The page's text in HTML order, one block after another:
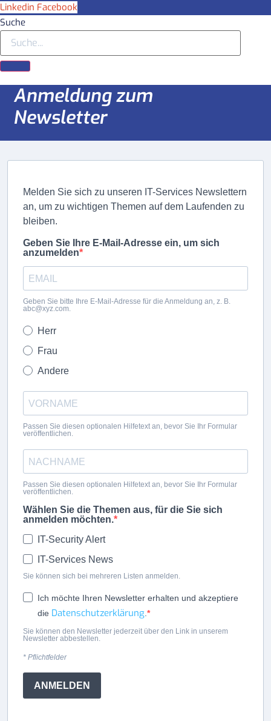
Linkedin Facebook
Suche
Anmeldung zum
Newsletter
Melden Sie sich zu unseren IT-Services Newslettern
an, um zu wichtigen Themen auf dem Laufenden zu
bleiben.
Geben Sie Ihre E-Mail-Adresse ein, um sich
anzumelden
Geben Sie bitte Ihre E-Mail-Adresse für die Anmeldung an, z. B.
abc@xyz.com.
Herr
Frau
Andere
Passen Sie diesen optionalen Hilfetext an, bevor Sie Ihr Formular
veröffentlichen.
Passen Sie diesen optionalen Hilfetext an, bevor Sie Ihr Formular
veröffentlichen.
Wählen Sie die Themen aus, für die Sie sich
anmelden möchten.
IT-Security Alert
IT-Services News
Sie können sich bei mehreren Listen anmelden.
Ich möchte Ihren Newsletter erhalten und akzeptiere
die Datenschutzerklärung
Sie können den Newsletter jederzeit über den Link in unserem
Newsletter abbestellen.
* Pflichtfelder
ANMELDEN